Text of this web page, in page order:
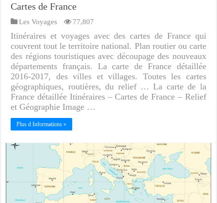
Cartes de France
Les Voyages 77,807
Itinéraires et voyages avec des cartes de France qui
couvrent tout le territoire national. Plan routier ou carte
des régions touristiques avec découpage des nouveaux
départements français. La carte de France détaillée
2016-2017, des villes et villages. Toutes les cartes
géographiques, routières, du relief … La carte de la
France détaillée Itinéraires – Cartes de France – Relief
et Géographie Image …
Plus d Informations »